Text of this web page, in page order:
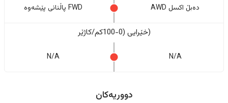
دەبڵ اکسل AWD FWD پاڵنانی پێشەوە
(خێرایی (0-100کم/کاژێر
N/A
N/A
دووریەکان